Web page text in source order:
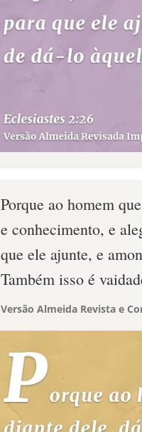
Porque ao homem
e conhecimento, e
que ele ajunte, e
Também isso é
Versão Almeida Revista e